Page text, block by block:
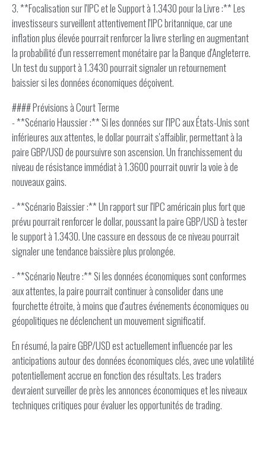
3. **Focalisation sur l'IPC et le Support à 1.3430 pour la Livre :** Les
investisseurs surveillent attentivement l'IPC britannique, car une
inflation plus élevée pourrait renforcer la livre sterling en augmentant
la probabilité d'un resserrement monétaire par la Banque d'Angleterre.
Un test du support à 1.3430 pourrait signaler un retournement
baissier si les données économiques déçoivent.
#### Prévisions à Court Terme
- **Scénario Haussier :** Si les données sur l'IPC aux États-Unis sont
inférieures aux attentes, le dollar pourrait s'affaiblir, permettant à la
paire GBP/USD de poursuivre son ascension. Un franchissement du
niveau de résistance immédiat à 1.3600 pourrait ouvrir la voie à de
nouveaux gains.
- **Scénario Baissier :** Un rapport sur l'IPC américain plus fort que
prévu pourrait renforcer le dollar, poussant la paire GBP/USD à tester
le support à 1.3430. Une cassure en dessous de ce niveau pourrait
signaler une tendance baissière plus prolongée.
- **Scénario Neutre :** Si les données économiques sont conformes
aux attentes, la paire pourrait continuer à consolider dans une
fourchette étroite, à moins que d'autres événements économiques ou
géopolitiques ne déclenchent un mouvement significatif.
En résumé, la paire GBP/USD est actuellement influencée par les
anticipations autour des données économiques clés, avec une volatilité
potentiellement accrue en fonction des résultats. Les traders
devraient surveiller de près les annonces économiques et les niveaux
techniques critiques pour évaluer les opportunités de trading.